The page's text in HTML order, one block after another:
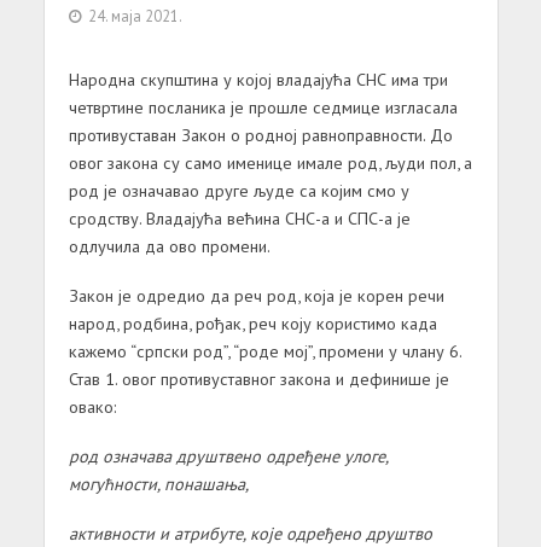
24. маја 2021.
Народна скупштина у којој владајућа СНС има три
четвртине посланика је прошле седмице изгласала
противуставан Закон о родној равноправности. До
овог закона су само именице имале род, људи пол, а
род је означавао друге људе са којим смо у
сродству. Владајућа већина СНС-а и СПС-а је
одлучила да ово промени.
Закон је одредио да реч род, која је корен речи
народ, родбина, рођак, реч коју користимо када
кажемо “српски род”, “роде мој”, промени у члану 6.
Став 1. овог противуставног закона и дефинише је
овако:
род означава друштвено одређене улоге,
могућности, понашања,
активности и атрибуте, које одређено друштво